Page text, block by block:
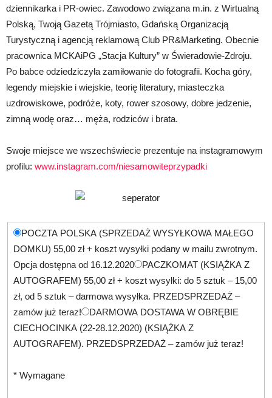
dziennikarka i PR-owiec. Zawodowo związana m.in. z Wirtualną
Polską, Twoją Gazetą Trójmiasto, Gdańską Organizacją
Turystyczną i agencją reklamową Club PR&Marketing. Obecnie
pracownica MCKAiPG „Stacja Kultury” w Świeradowie-Zdroju.
Po babce odziedziczyła zamiłowanie do fotografii. Kocha góry,
legendy miejskie i wiejskie, teorię literatury, miasteczka
uzdrowiskowe, podróże, koty, rower szosowy, dobre jedzenie,
zimną wodę oraz… męża, rodziców i brata.
Swoje miejsce we wszechświecie prezentuje na instagramowym
profilu: www.instagram.com/niesamowiteprzypadki
POCZTA POLSKA (SPRZEDAŻ WYSYŁKOWA MAŁEGO
DOMKU) 55,00 zł + koszt wysyłki podany w mailu zwrotnym.
Opcja dostępna od 16.12.2020
PACZKOMAT (KSIĄŻKA Z
AUTOGRAFEM) 55,00 zł + koszt wysyłki: do 5 sztuk – 15,00
zł, od 5 sztuk – darmowa wysyłka. PRZEDSPRZEDAŻ –
zamów już teraz!
DARMOWA DOSTAWA W OBRĘBIE
CIECHOCINKA (22-28.12.2020) (KSIĄŻKA Z
AUTOGRAFEM). PRZEDSPRZEDAŻ – zamów już teraz!
* Wymagane